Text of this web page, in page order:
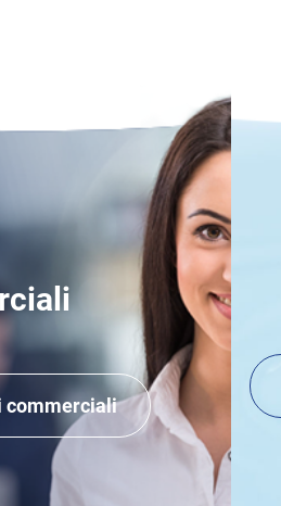
commerciali